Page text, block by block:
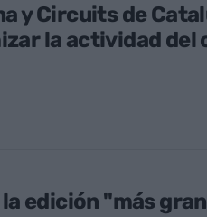
y Circuits de
la actividad del
edición "más